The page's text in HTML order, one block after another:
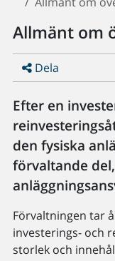
Allmänt om
Dela
Efter en
den fysiska
förvaltande
Förvaltningen tar
investerings- och
storlek och